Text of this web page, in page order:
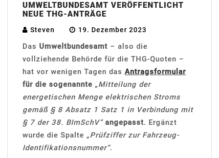
UMWELTBUNDESAMT VERÖFFENTLICHT
NEUE THG-ANTRÄGE
Steven 19. Dezember 2023
Das Umweltbundesamt – also die
vollziehende Behörde für die THG-Quoten –
hat vor wenigen Tagen das Antragsformular
für die sogenannte „Mitteilung der
energetischen Menge elektrischen Stroms
gemäß § 8 Absatz 1 Satz 1 in Verbindung mit
§ 7 der 38. BImSchV“ angepasst. Ergänzt
wurde die Spalte „Prüfziffer zur Fahrzeug-
Identifikationsnummer“.